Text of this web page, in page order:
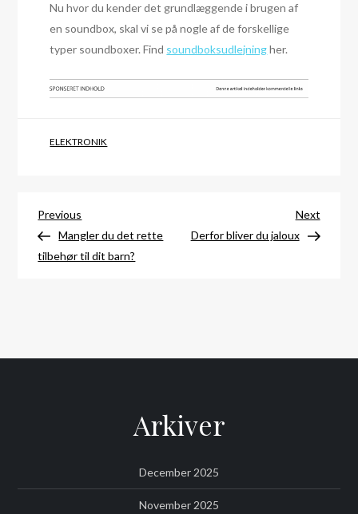
Nu hvor du kender det grundlæggende i brugen af
en soundbox, skal vi se på nogle af de forskellige
typer soundboxer. Find soundboksudlejningher.
ELEKTRONIK
Indlægsnavigation
Previous
Post
Previous
Mangler du det rette
tilbehør til dit barn?
Next
Post
Next
Derfor bliver du jaloux
Arkiver
December 2025
November 2025